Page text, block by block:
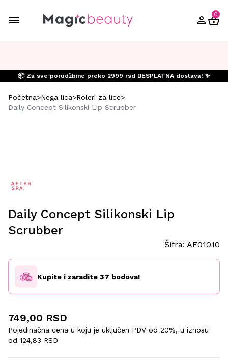
0
📦 Za sve porudžbine preko 2999 rsd BESPLATNA dostava! ✨
Početna>Nega lica>Roleri za lice>
Daily Concept Silikonski Lip Scrubber
Daily Concept Silikonski Lip
Scrubber
Šifra: AF01010
Kupite i zaradite 37 bodova!
749,00 RSD
Pojedinačna cena u koju je uključen PDV od 20%, u iznosu
od 124,83 RSD